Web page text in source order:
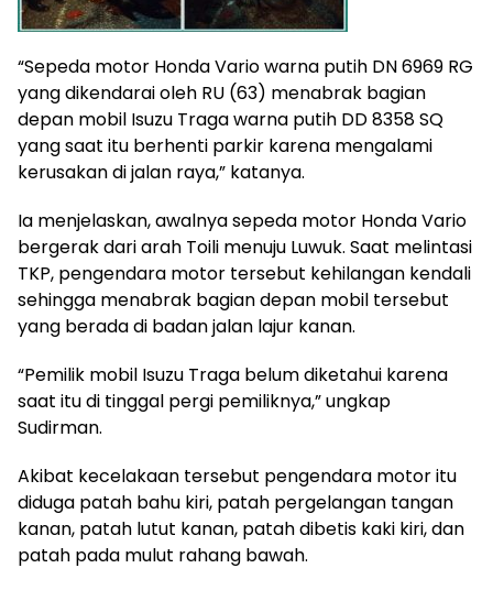
“Sepeda motor Honda Vario warna putih DN 6969 RG
yang dikendarai oleh RU (63) menabrak bagian
depan mobil Isuzu Traga warna putih DD 8358 SQ
yang saat itu berhenti parkir karena mengalami
kerusakan di jalan raya,” katanya.
Ia menjelaskan, awalnya sepeda motor Honda Vario
bergerak dari arah Toili menuju Luwuk. Saat melintasi
TKP, pengendara motor tersebut kehilangan kendali
sehingga menabrak bagian depan mobil tersebut
yang berada di badan jalan lajur kanan.
“Pemilik mobil Isuzu Traga belum diketahui karena
saat itu di tinggal pergi pemiliknya,” ungkap
Sudirman.
Akibat kecelakaan tersebut pengendara motor itu
diduga patah bahu kiri, patah pergelangan tangan
kanan, patah lutut kanan, patah dibetis kaki kiri, dan
patah pada mulut rahang bawah.